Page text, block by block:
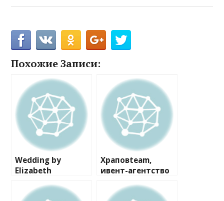
Похожие Записи:
Wedding by
Elizabeth
Храповteam,
ивент-агентство